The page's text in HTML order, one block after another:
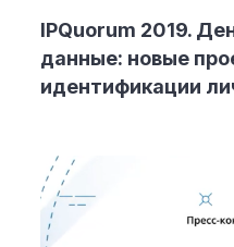
IPQuorum 2019.
данные: новые
идентификации